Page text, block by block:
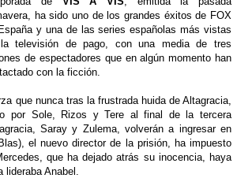
ha sido uno de los grandes éxitos de FOX
y una de las series españolas más vistas
televisión de pago, con una media de tres
de espectadores que en algún momento han
con la ficción.
que nunca tras la frustrada huida de Altagracia,
por Sole, Rizos y Tere al final de la tercera
Saray y Zulema, volverán a ingresar en
el nuevo director de la prisión, ha impuesto
que ha dejado atrás su inocencia, haya
lideraba Anabel.